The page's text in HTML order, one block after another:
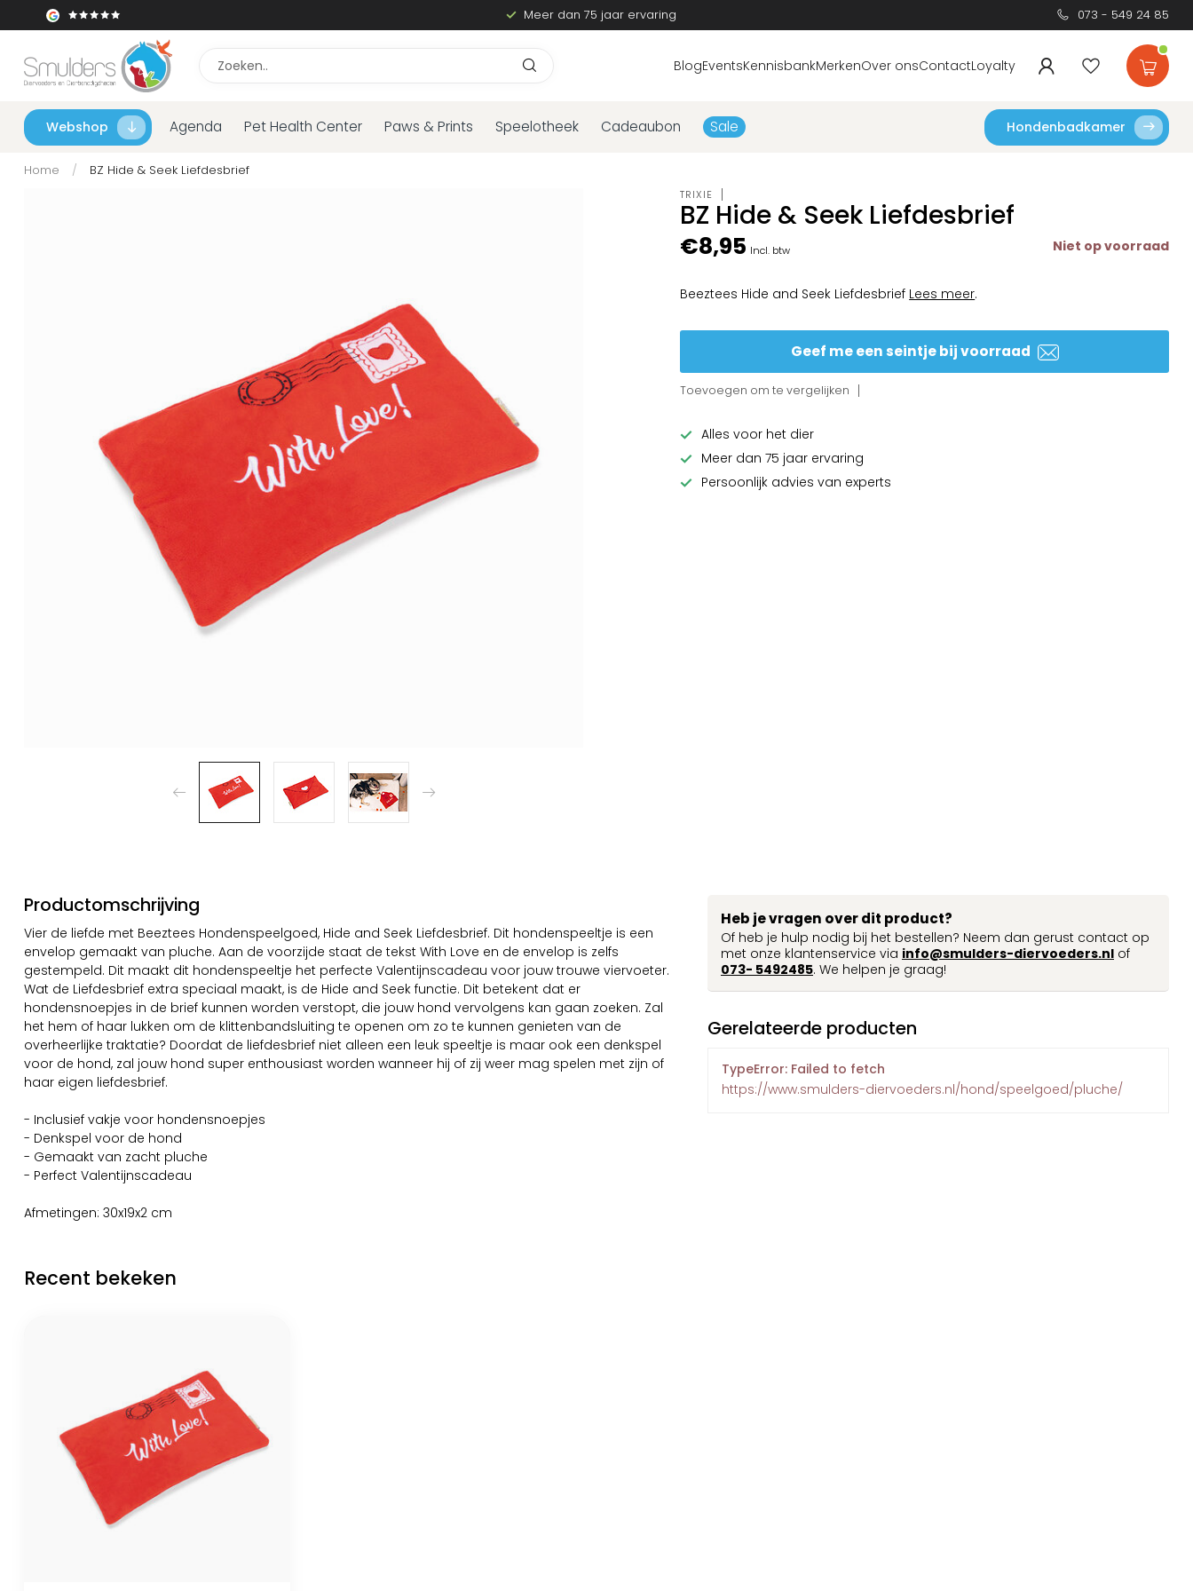
Meer dan 75 jaar ervaring 073 - 549 24 85
BlogEventsKennisbankMerkenOver onsContactLoyalty
Webshop Agenda Pet Health Center Paws & Prints Speelotheek Cadeaubon Sale Hondenbadkamer
Home / BZ Hide & Seek Liefdesbrief
TRIXIE
BZ Hide & Seek Liefdesbrief
€8,95 Incl. btw Niet op voorraad
Beeztees Hide and Seek Liefdesbrief Lees meer.
Geef me een seintje bij voorraad
Toevoegen om te vergelijken
Alles voor het dier
Meer dan 75 jaar ervaring
Persoonlijk advies van experts
Productomschrijving
Vier de liefde met Beeztees Hondenspeelgoed, Hide and Seek Liefdesbrief. Dit hondenspeeltje is een
envelop gemaakt van pluche. Aan de voorzijde staat de tekst With Love en de envelop is zelfs
gestempeld. Dit maakt dit hondenspeeltje het perfecte Valentijnscadeau voor jouw trouwe viervoeter.
Wat de Liefdesbrief extra speciaal maakt, is de Hide and Seek functie. Dit betekent dat er
hondensnoepjes in de brief kunnen worden verstopt, die jouw hond vervolgens kan gaan zoeken. Zal
het hem of haar lukken om de klittenbandsluiting te openen om zo te kunnen genieten van de
overheerlijke traktatie? Doordat de liefdesbrief niet alleen een leuk speeltje is maar ook een denkspel
voor de hond, zal jouw hond super enthousiast worden wanneer hij of zij weer mag spelen met zijn of
haar eigen liefdesbrief.
- Inclusief vakje voor hondensnoepjes
- Denkspel voor de hond
- Gemaakt van zacht pluche
- Perfect Valentijnscadeau
Afmetingen: 30x19x2 cm
Heb je vragen over dit product?
Of heb je hulp nodig bij het bestellen? Neem dan gerust contact op
met onze klantenservice via info@smulders-diervoeders.nl of
073- 5492485. We helpen je graag!
Gerelateerde producten
TypeError: Failed to fetch
https://www.smulders-diervoeders.nl/hond/speelgoed/pluche/
Recent bekeken